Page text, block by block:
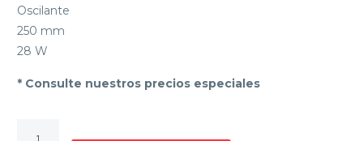
Oscilante
250 mm
28 W
* Consulte nuestros precios especiales